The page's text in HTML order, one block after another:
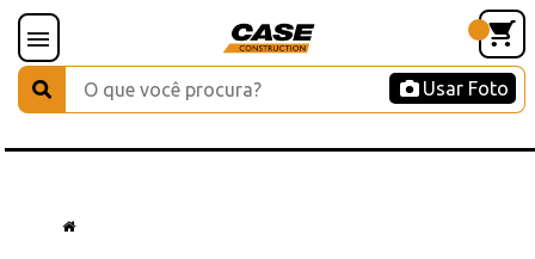
Usar Foto